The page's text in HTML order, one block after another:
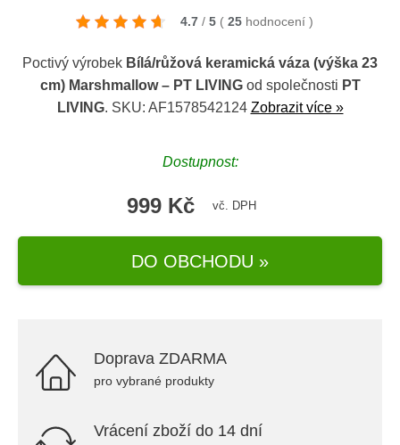
4.7 / 5 ( 25 hodnocení )
Poctivý výrobek Bílá/růžová keramická váza (výška 23
cm) Marshmallow – PT LIVINGod společnosti PT
LIVING. SKU: AF1578542124 Zobrazit více »
Dostupnost:
999 Kč vč. DPH
DO OBCHODU »
Doprava ZDARMA
pro vybrané produkty
Vrácení zboží do 14 dní